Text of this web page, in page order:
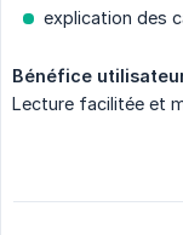
explication des
Bénéfice
Lecture facilitée et